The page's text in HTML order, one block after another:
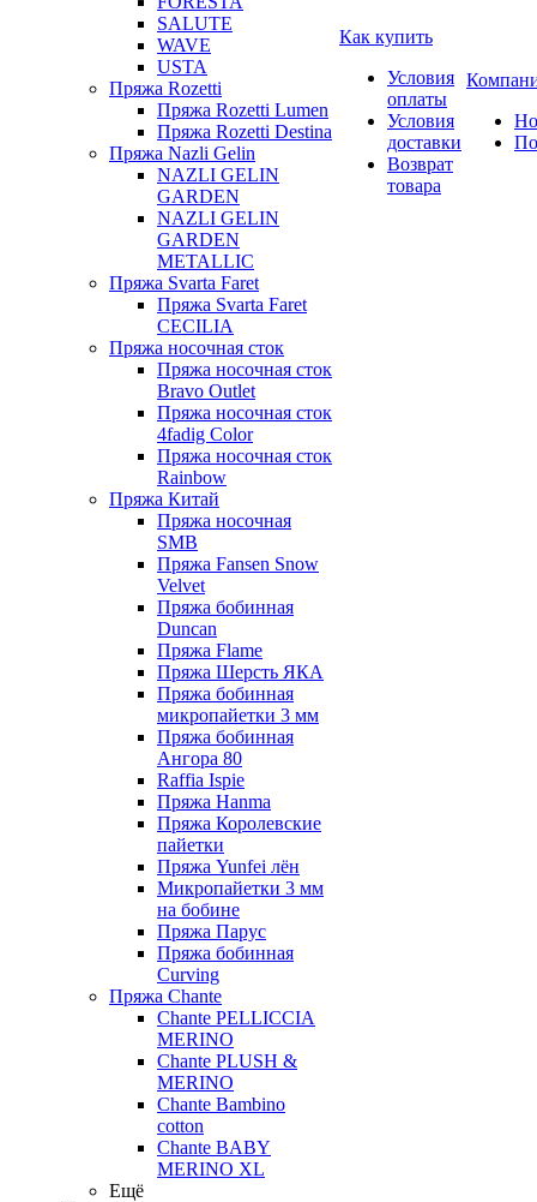
SALUTE
WAVE
USTA
Пряжа Rozetti
Пряжа Rozetti Lumen
Пряжа Rozetti Destina
Пряжа Nazli Gelin
NAZLI GELIN
GARDEN
NAZLI GELIN
GARDEN
METALLIC
Пряжа Svarta Faret
Пряжа Svarta Faret
CECILIA
Пряжа носочная сток
Пряжа носочная сток
Bravo Outlet
Пряжа носочная сток
4fadig Color
Пряжа носочная сток
Rainbow
Пряжа Китай
Пряжа носочная
SMB
Пряжа Fansen Snow
Velvet
Пряжа бобинная
Duncan
Пряжа Flame
Пряжа Шерсть ЯКА
Пряжа бобинная
микропайетки 3 мм
Пряжа бобинная
Ангора 80
Raffia Ispie
Пряжа Hanma
Пряжа Королевские
пайетки
Пряжа Yunfei лён
Микропайетки 3 мм
на бобине
Пряжа Парус
Пряжа бобинная
Curving
Пряжа Chante
Chante PELLICCIA
MERINO
Chante PLUSH &
MERINO
Chante Bambino
cotton
Chante BABY
MERINO XL
Ещё
Как купить
Условия
оплаты
Условия
доставки
Возврат
товара